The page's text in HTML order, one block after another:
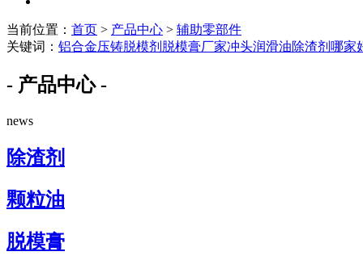
当前位置： 首页 > 产品中心 > 辅助零部件
关键词： 铝合金压铸脱模剂 脱模膏厂家冲头润滑油除渣剂哪家
- 产品中心 -
news
除渣剂
颗粒油
脱模膏